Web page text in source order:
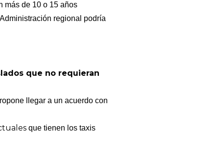
más de 10 o 15 años
regional podría
que no requieran
llegar a un acuerdo con
que tienen los taxis